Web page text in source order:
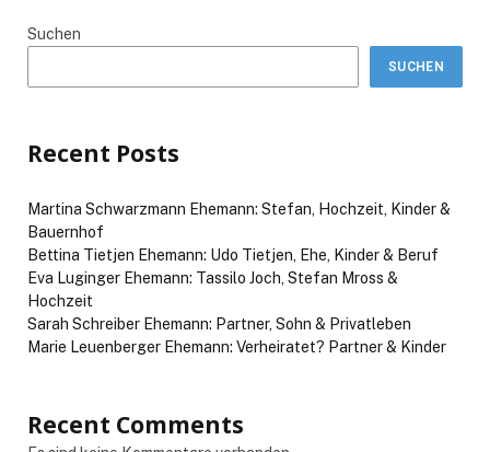
Suchen
SUCHEN
Recent Posts
Martina Schwarzmann Ehemann: Stefan, Hochzeit, Kinder &
Bauernhof
Bettina Tietjen Ehemann: Udo Tietjen, Ehe, Kinder & Beruf
Eva Luginger Ehemann: Tassilo Joch, Stefan Mross &
Hochzeit
Sarah Schreiber Ehemann: Partner, Sohn & Privatleben
Marie Leuenberger Ehemann: Verheiratet? Partner & Kinder
Recent Comments